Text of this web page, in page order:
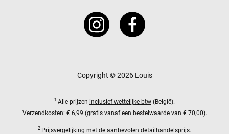
Copyright © 2026 Louis
1 Alle prijzen inclusief wettelijke btw (België).
Verzendkosten: € 6,99 (gratis vanaf een bestelwaarde van € 70,00).
2 Prijsvergelijking met de aanbevolen detailhandelsprijs.